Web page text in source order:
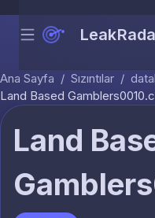
Menu
Ana Sayfa / Sızıntılar /
Land Based
Land